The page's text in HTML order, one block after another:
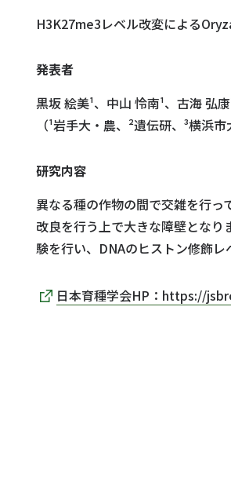
H3K27me3レベル改変による
発表者
黒坂 絵美¹、中山 怜南¹、古海 弘
（¹岩手大・農、²遺伝研、³横浜市
研究内容
異なる種の作物の間で交雑を行っ
改良を行う上で大きな障壁とな
験を行い、DNAのヒストン修飾レ
日本育種学会HP：https://